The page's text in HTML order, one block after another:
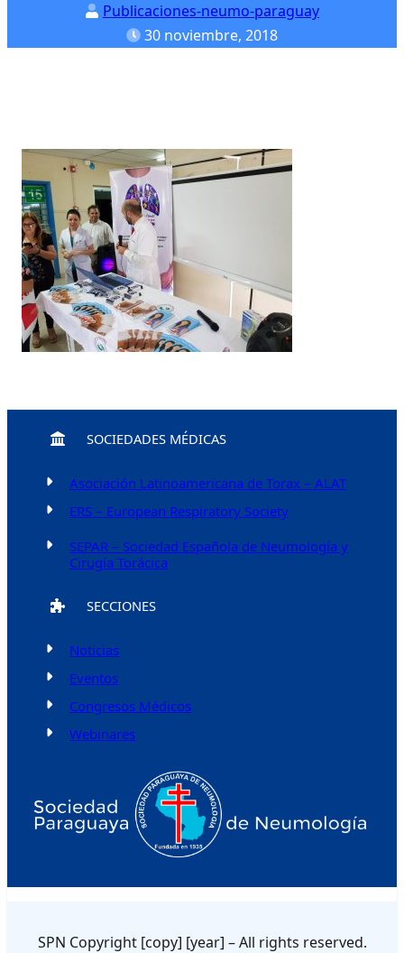
Publicaciones-neumo-paraguay
30 noviembre, 2018
SOCIEDADES MÉDICAS
Asociación Latinoamericana de Torax – ALAT
ERS – European Respiratory Society
SEPAR – Sociedad Española de Neumología y
Cirugía Torácica
SECCIONES
Noticias
Eventos
Congresos Médicos
Webinares
SPN Copyright [copy] [year] – All rights reserved.